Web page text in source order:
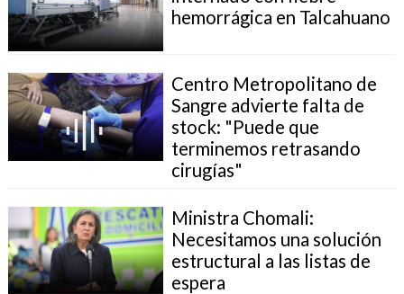
hemorrágica en Talcahuano
Centro Metropolitano de
Sangre advierte falta de
stock: "Puede que
terminemos retrasando
cirugías"
Ministra Chomali:
Necesitamos una solución
estructural a las listas de
espera